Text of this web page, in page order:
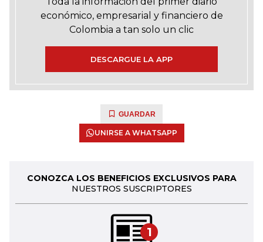
económico, empresarial y financiero de
Colombia a tan solo un clic
DESCARGUE LA APP
GUARDAR
UNIRSE A WHATSAPP
CONOZCA LOS BENEFICIOS EXCLUSIVOS PARA
NUESTROS SUSCRIPTORES
1